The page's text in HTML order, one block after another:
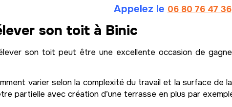
Appelez le 06 80 76 47 36
son toit à Binic
son toit peut être une excellente occasion de
varier selon la complexité du travail et la surface de
partielle avec création d’une terrasse en plus par